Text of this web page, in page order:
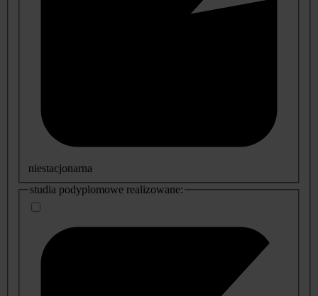
niestacjonarna
studia podyplomowe realizowane: